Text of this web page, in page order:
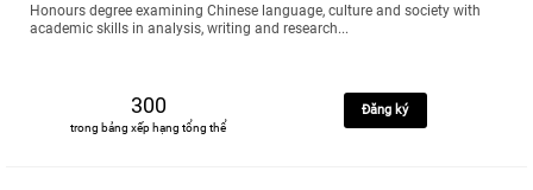
Honours degree examining Chinese language, culture and society with
academic skills in analysis, writing and research...
300
trong bảng xếp hạng tổng thể
Đăng ký